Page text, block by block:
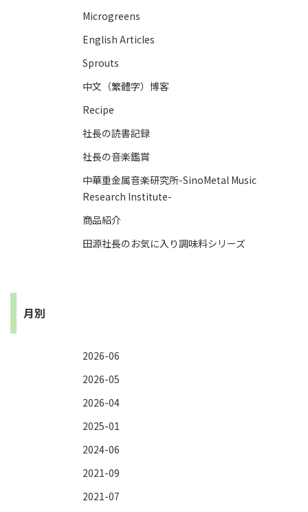
Microgreens
English Articles
Sprouts
中文（繁體字）博客
Recipe
社長の読書記録
社長の音楽鑑賞
中華重金属音楽研究所-SinoMetal Music
Research Institute-
商品紹介
田源社長のお気に入り調味料シリーズ
月別
2026-06
2026-05
2026-04
2025-01
2024-06
2021-09
2021-07